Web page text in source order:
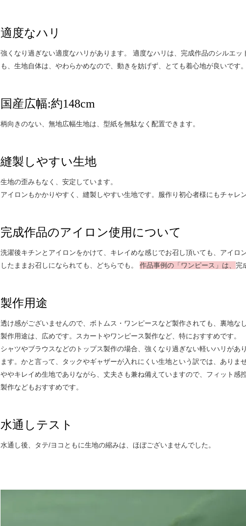
適度なハリ
強くなり過ぎない適度なハリがあります。 適度なハリは、完成作品のシルエ
も、生地自体は、やわらかめなので、動きを妨げず、とても着心地が良いです
国産広幅:約148cm
柄向きのない、無地広幅生地は、型紙を無駄なく配置できます。
縫製しやすい生地
生地の歪みもなく、安定しています。
アイロンもかかりやすく、縫製しやすい生地です。服作り初心者様にもチャレ
完成作品のアイロン使用について
洗濯後キチンとアイロンをかけて、キレイめな感じでお召し頂いても、アイロ
したままお召しになられても、どちらでも。 作品事例の「ワンピース」は、 完
製作用途
透け感がございませんので、ボトムス・ワンピースなど製作されても、裏地な
製作用途は、広めです。スカートやワンピース製作など、特におすすめです。
シャツやブラウスなどのトップス製作の場合、強くなり過ぎない軽いハリが
ます。かと言って、タックやギャザーが入れにくい生地という訳では、ありま
ややキレイめ生地でありながら、丈夫さも兼ね備えていますので、フィット感
製作などもおすすめです。
水通しテスト
水通し後、タテ/ヨコともに生地の縮みは、ほぼございませんでした。